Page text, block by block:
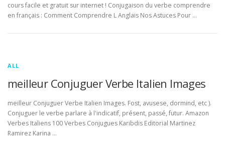
cours facile et gratuit sur internet ! Conjugaison du verbe comprendre
en français : Comment Comprendre L Anglais Nos Astuces Pour …
ALL
meilleur Conjuguer Verbe Italien Images
meilleur Conjuguer Verbe Italien Images. Fost, avusese, dormind, etc ).
Conjuguer le verbe parlare à l'indicatif, présent, passé, futur. Amazon
Verbes Italiens 100 Verbes Conjugues Karibdis Editorial Martinez
Ramirez Karina …